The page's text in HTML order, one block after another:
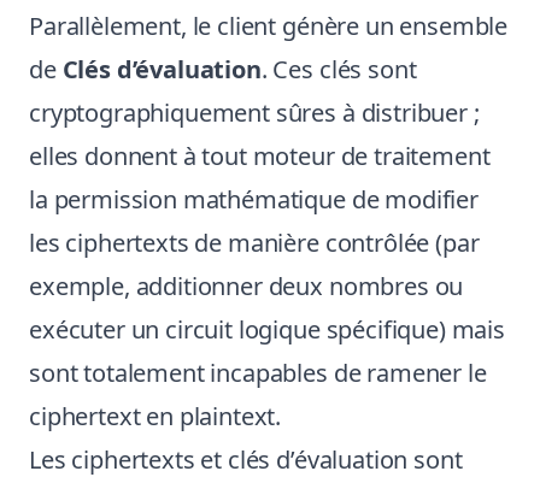
Parallèlement, le client génère un ensemble
de Clés d’évaluation. Ces clés sont
cryptographiquement sûres à distribuer ;
elles donnent à tout moteur de traitement
la permission mathématique de modifier
les ciphertexts de manière contrôlée (par
exemple, additionner deux nombres ou
exécuter un circuit logique spécifique) mais
sont totalement incapables de ramener le
ciphertext en plaintext.
Les ciphertexts et clés d’évaluation sont